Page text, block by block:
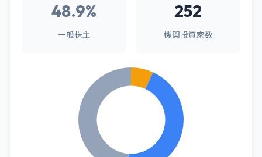
48.9%
一般株主
252
機関投資家数